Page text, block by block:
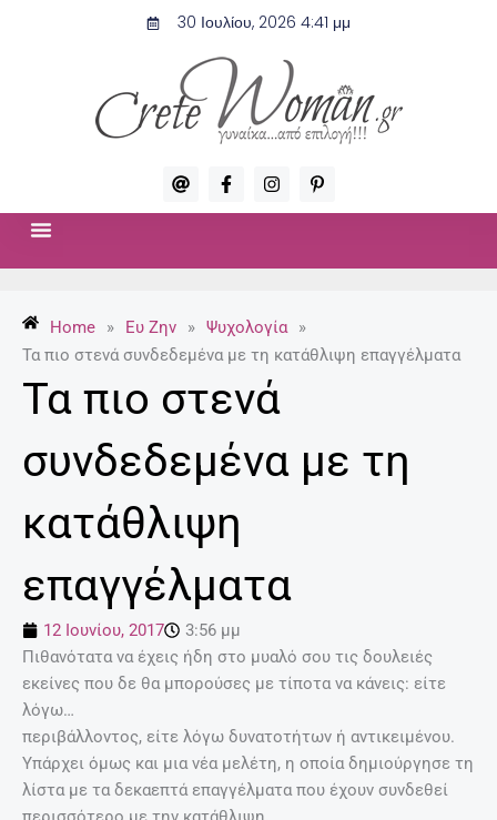
30 Ιουλίου, 2026 4:41 μμ
A
t
F
a
c
f
I
n
s
m
P
i
n
p
Home » Ευ Ζην » Ψυχολογία
»
Τα πιο στενά συνδεδεμένα με τη κατάθλιψη επαγγέλματα
Τα πιο στενά
συνδεδεμένα με τη
κατάθλιψη
επαγγέλματα
12 Ιουνίου, 2017
3:56 μμ
Πιθανότατα να έχεις ήδη στο μυαλό σου τις δουλειές
εκείνες που δε θα μπορούσες με τίποτα να κάνεις: είτε
λόγω…
περιβάλλοντος, είτε λόγω δυνατοτήτων ή αντικειμένου.
Υπάρχει όμως και μια νέα μελέτη, η οποία δημιούργησε τη
λίστα με τα δεκαεπτά επαγγέλματα που έχουν συνδεθεί